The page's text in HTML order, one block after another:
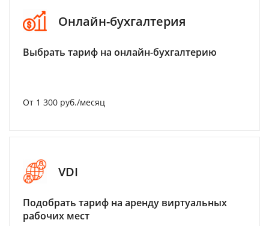
Онлайн-бухгалтерия
Выбрать тариф на онлайн-бухгалтерию
От 1 300 руб./месяц
VDI
Подобрать тариф на аренду виртуальных
рабочих мест